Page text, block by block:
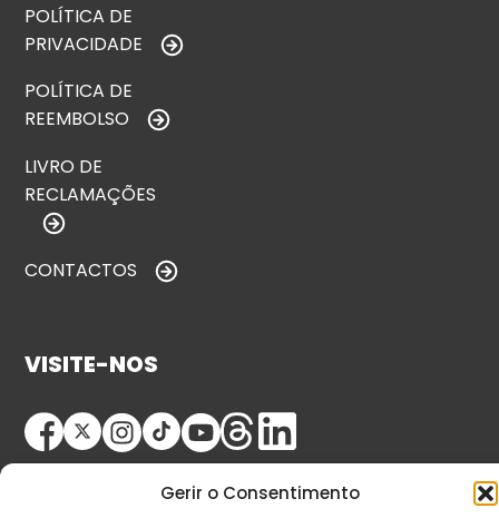
Gerir o Consentimento
POLÍTICA DE
PRIVACIDADE
POLÍTICA DE
REEMBOLSO
LIVRO DE
RECLAMAÇÕES
CONTACTOS
VISITE-NOS